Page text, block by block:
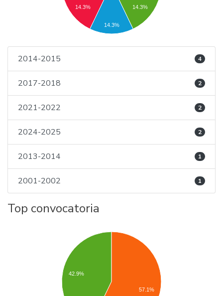
14.3%
14.3%
14.3%
2014-2015 4
2017-2018 2
2021-2022 2
2024-2025 2
2013-2014 1
2001-2002 1
Top convocatoria
42.9%
57.1%